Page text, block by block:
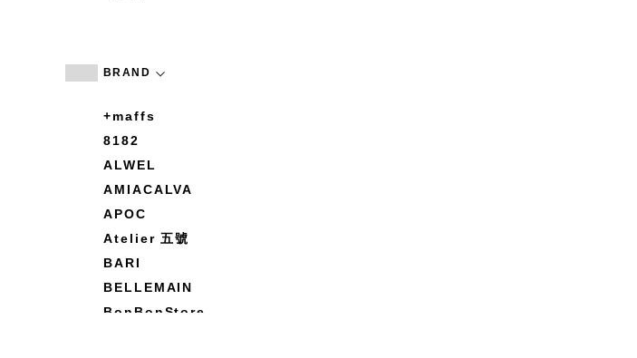
BRAND
+maffs
8182
ALWEL
AMIACALVA
APOC
Atelier 五號
BARI
BELLEMAIN
BonBonStore